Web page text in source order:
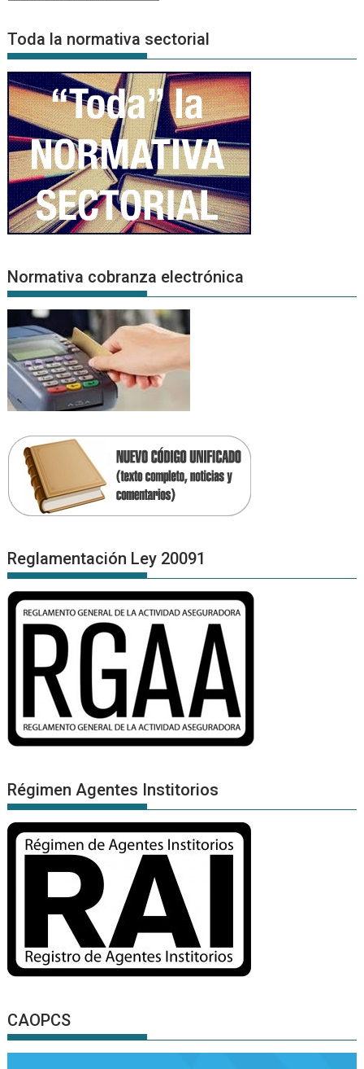
Noticias
Toda la normativa sectorial
Normativa cobranza electrónica
Reglamentación Ley 20091
Régimen Agentes Institorios
CAOPCS